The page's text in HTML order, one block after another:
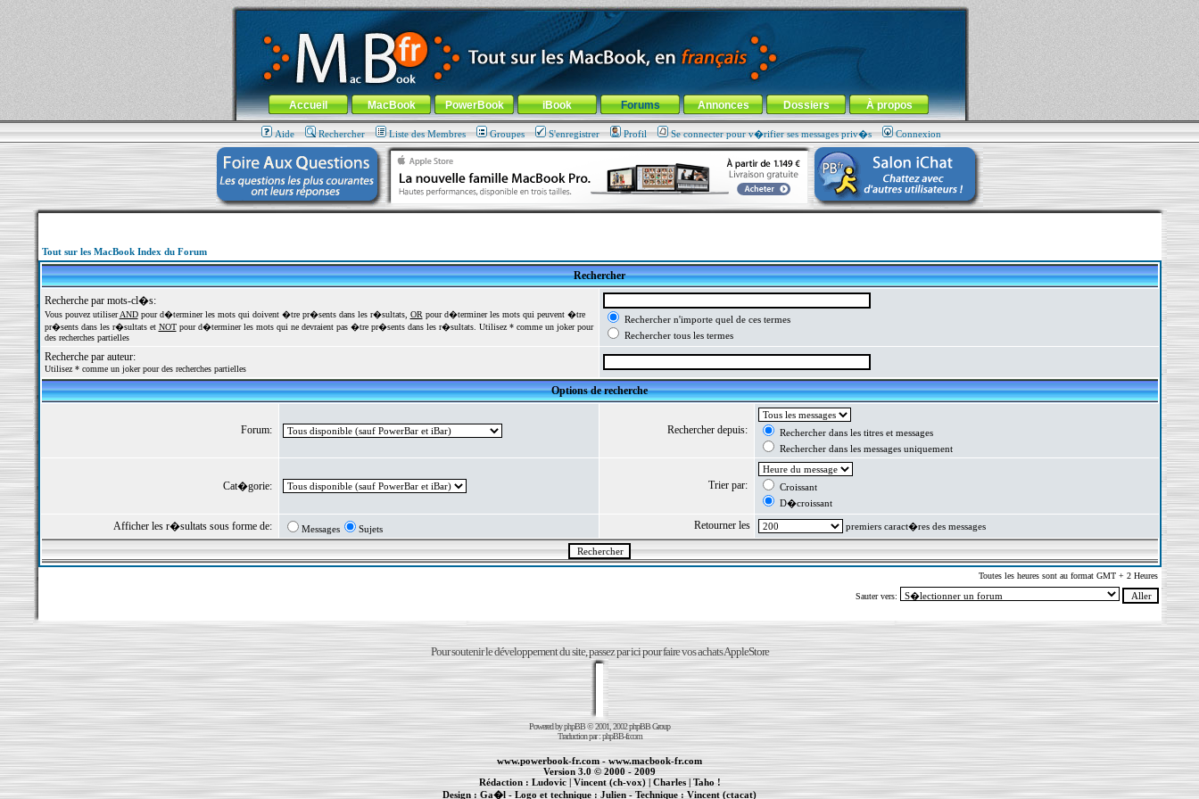
MacBook-fr.com : 100% Apple... 100% nomade !
Aller au contenu-Aller au menu général-Aller au menu de la rubrique
Menu général
Accueil MacBook PowerBook iBook Forums Annonces Dossiers À propos
Aide Rechercher Liste des Membres Groupes S'enregistrer Profil Se connecter pour v�rifier ses messages priv�s Connexion
Tout sur les MacBook Index du Forum
Rechercher
Recherche par mots-cl�s:
Vous pouvez utiliserANDpour d�terminer les mots qui doivent �tre pr�sents dans les r�sultats, OR pour d�terminer les mots qui peuvent �tre
pr�sents dans les r�sultats et NOTpour d�terminer les mots qui ne devraient pas �tre pr�sents dans les r�sultats. Utilisez * comme un joker pour
des recherches partielles
Rechercher n'importe quel de ces termes
Rechercher tous les termes
Recherche par auteur:
Utilisez * comme un joker pour des recherches partielles
Options de recherche
Forum: Rechercher depuis:
Rechercher dans les titres et messages
Rechercher dans les messages uniquement
Cat�gorie: Trier par:
Croissant
D�croissant
Afficher les r�sultats sous forme de: Messages Sujets Retourner les premiers caract�res des messages
Toutes les heures sont au format GMT + 2 Heures
Sauter vers:
Pour soutenir le développement du site, passez par ici pour faire vos achats AppleStore
Powered byphpBB© 2001, 2002 phpBB Group
Traduction par :phpBB-fr.com
www.powerbook-fr.com-www.macbook-fr.com
Version 3.0 © 2000 - 2009
Rédaction :Ludovic| Vincent (ch-vox)|Charles| Taho !
Design : Ga�l - Logo et technique : Julien - Technique :Vincent (ctacat)